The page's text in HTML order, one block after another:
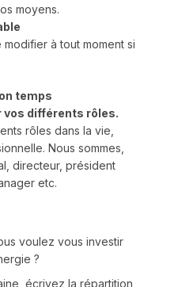
moyens.
à tout moment si
temps
vos différents rôles.
rôles dans la vie,
Nous sommes,
directeur, président
etc.
voulez vous investir
?
écrivez la répartition